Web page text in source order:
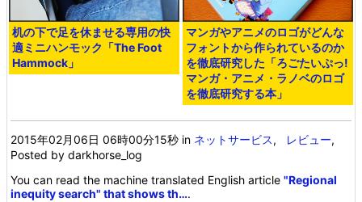
机の下で足を休ませる専用の快
適ミニハンモック「The Foot
Hammock」
マンガやアニメのロゴがどんな
フォントから作られているのか
を徹底研究した「ろごたいぷっ!
マンガ・アニメ・ラノベのロゴ
を徹底研究する本」
2015年02月06日 06時00分15秒 in ネットサービス, レビュー,
Posted by darkhorse_log
You can read the machine translated English article"Regional
inequity search" that shows th….